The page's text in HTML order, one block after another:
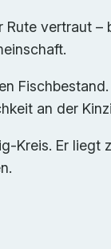
vertraut
an der
Kreis. Er